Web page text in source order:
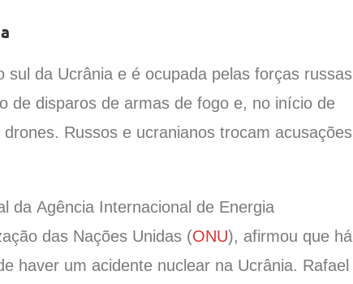
sul da Ucrânia e é ocupada pelas forças russas
de disparos de armas de fogo e, no início de
Russos e ucranianos trocam acusações
da Agência Internacional de Energia
das Nações Unidas (ONU), afirmou que há
haver um acidente nuclear na Ucrânia. Rafael